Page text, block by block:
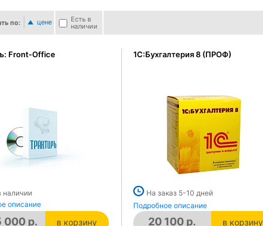
по: цене
Есть в
наличии
Front-Office
наличии
описание
000 р. в корзину
1C:Бухгалтерия 8 (ПРОФ)
На заказ 5-10 дней
Подробное описание
20 100 р. в корзину